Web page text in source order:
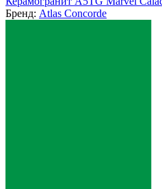
Бренд: Atlas Concorde